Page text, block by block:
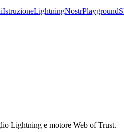
IstruzioneLightningNostrPlayground
Lightning e motore Web of Trust.